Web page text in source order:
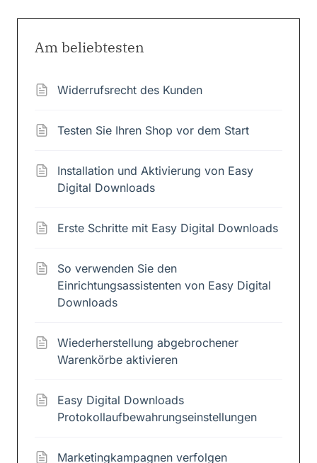
Am beliebtesten
Widerrufsrecht des Kunden
Testen Sie Ihren Shop vor dem Start
Installation und Aktivierung von Easy
Digital Downloads
Erste Schritte mit Easy Digital Downloads
So verwenden Sie den
Einrichtungsassistenten von Easy Digital
Downloads
Wiederherstellung abgebrochener
Warenkörbe aktivieren
Easy Digital Downloads
Protokollaufbewahrungseinstellungen
Marketingkampagnen verfolgen